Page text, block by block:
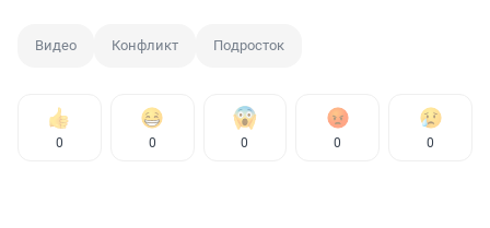
Видео Конфликт Подросток
0 0 0 0 0